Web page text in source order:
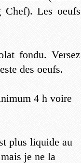
Les oeufs
fondu. Versez
des oeufs.
4 h voire
plus liquide au
je ne la